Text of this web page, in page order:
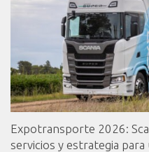
Expotransporte 2026:
servicios y estrategia